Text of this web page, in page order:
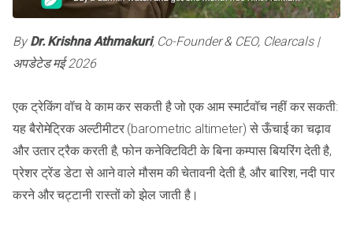
ByDr. Krishna Athmakuri, Co-Founder & CEO, Clearcals |
अपडेटेड मई 2026
एक ट्रेकिंग वॉच वे काम कर सकती है जो एक आम स्मार्टवॉच नहीं कर सकती:
यह बैरोमेट्रिक अल्टीमीटर (barometric altimeter) से ऊँचाई का चढ़ाव
और उतार ट्रैक करती है, फोन कनेक्टिविटी के बिना कम्पास बियरिंग देती है,
प्रेशर ट्रेंड डेटा से आने वाले मौसम की चेतावनी देती है, और बारिश, नदी पार
करने और चट्टानी रास्तों को झेल जाती है।